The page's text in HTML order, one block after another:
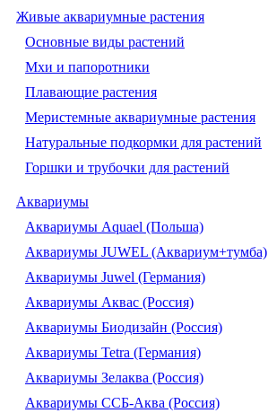
Живые аквариумные растения
Основные виды растений
Мхи и папоротники
Плавающие растения
Меристемные аквариумные растения
Натуральные подкормки для растений
Горшки и трубочки для растений
Аквариумы
Аквариумы Aquael (Польша)
Аквариумы JUWEL (Аквариум+тумба)
Аквариумы Juwel (Германия)
Аквариумы Аквас (Россия)
Аквариумы Биодизайн (Россия)
Аквариумы Tetra (Германия)
Аквариумы Зелаква (Россия)
Аквариумы ССБ-Аква (Россия)